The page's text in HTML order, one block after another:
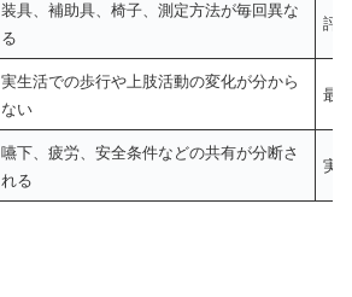
装具、補助具、椅子、測定方法が毎回異な
る
評
実生活での歩行や上肢活動の変化が分から
ない
最
嚥下、疲労、安全条件などの共有が分断さ
れる
実